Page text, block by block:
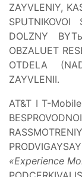
ZAYVLENIY,
DOLZNY
OBZALUET
OTDELA
ZAYVLENII.
AT&T I T-
«Experience